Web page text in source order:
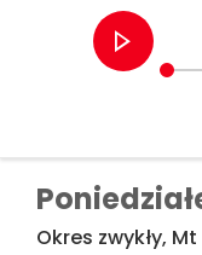
Okres zwykły,